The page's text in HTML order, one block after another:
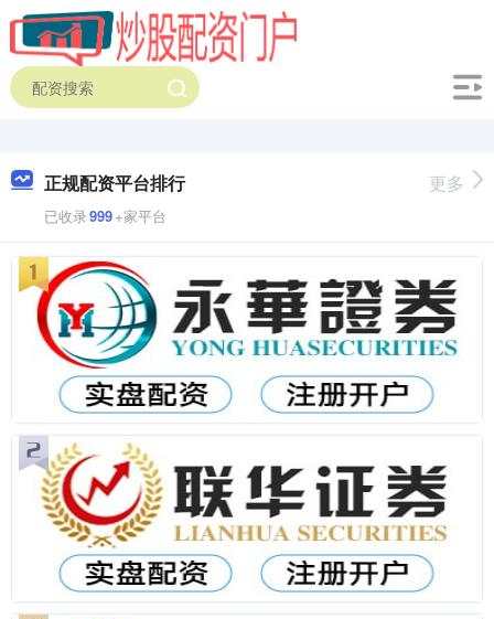
正规配资平台排行
已收录999+家平台
更多